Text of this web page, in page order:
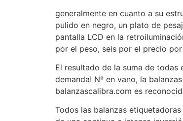
generalmente en cuanto a su
pulido en negro, un plato de
pantalla LCD en la
por el peso, seis por el precio
El resultado de la suma de todas
demanda! Nº en vano, la
balanzascalibra.com es
Todos las balanzas